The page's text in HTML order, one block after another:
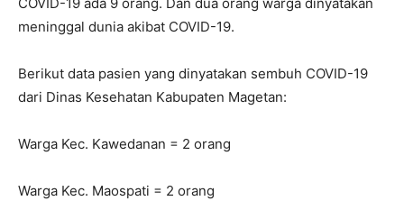
meninggal dunia akibat COVID-19.
Berikut data pasien yang dinyatakan sembuh COVID-19
dari Dinas Kesehatan Kabupaten Magetan:
Warga Kec. Kawedanan = 2 orang
Warga Kec. Maospati = 2 orang